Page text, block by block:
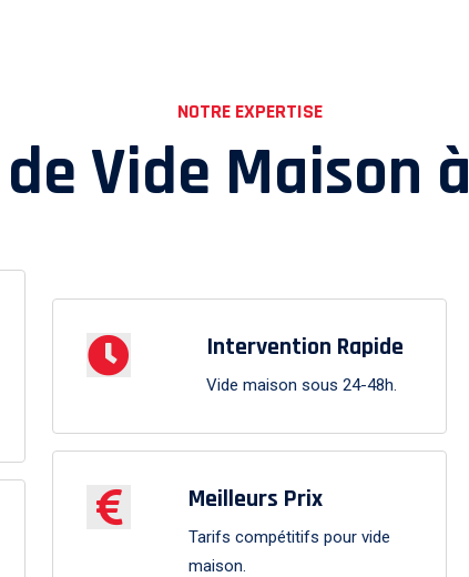
NOTRE EXPERTISE
Vide Maison à
Intervention Rapide
Vide maison sous 24-48h.
Meilleurs Prix
Tarifs compétitifs pour vide
maison.